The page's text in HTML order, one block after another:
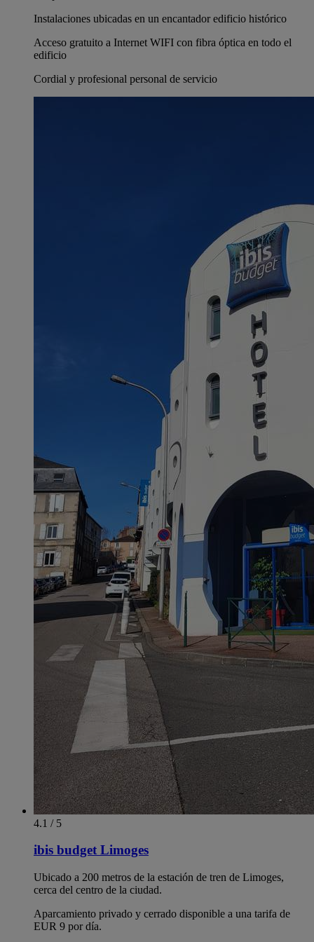
Instalaciones ubicadas en un encantador edificio histórico
Acceso gratuito a Internet WIFI con fibra óptica en todo el
edificio
Cordial y profesional personal de servicio
4.1 / 5
ibis budget Limoges
Ubicado a 200 metros de la estación de tren de Limoges,
cerca del centro de la ciudad.
Aparcamiento privado y cerrado disponible a una tarifa de
EUR 9 por día.